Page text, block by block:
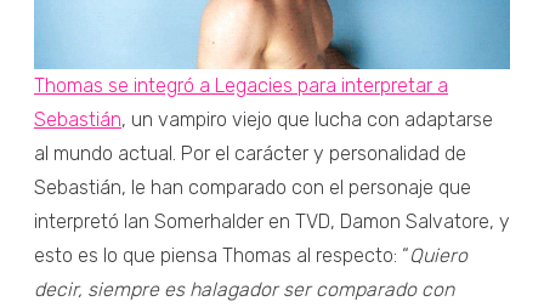
Thomas se integró a Legacies para interpretar a
Sebastián, un vampiro viejo que lucha con adaptarse
al mundo actual. Por el carácter y personalidad de
Sebastián, le han comparado con el personaje que
interpretó Ian Somerhalder en TVD, Damon Salvatore, y
esto es lo que piensa Thomas al respecto: “Quiero
decir, siempre es halagador ser comparado con